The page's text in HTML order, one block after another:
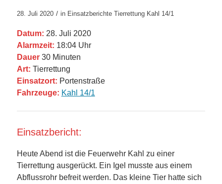
28. Juli 2020 / in Einsatzberichte Tierrettung Kahl 14/1
Datum: 28. Juli 2020
Alarmzeit: 18:04 Uhr
Dauer30 Minuten
Art: Tierrettung
Einsatzort: Portenstraße
Fahrzeuge: Kahl 14/1
Einsatzbericht:
Heute Abend ist die Feuerwehr Kahl zu einer
Tierrettung ausgerückt. Ein Igel musste aus einem
Abflussrohr befreit werden. Das kleine Tier hatte sich